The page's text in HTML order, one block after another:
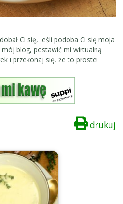
Ci się, jeśli podoba Ci się moja
mój blog, postawić mi wirtualną
i przekonaj się, że to proste!
drukuj